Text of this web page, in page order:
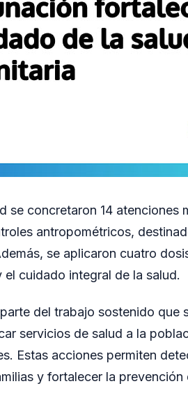
se concretaron 14 atenciones
antropométricos,
se aplicaron cuatro
el cuidado integral de la salud.
del trabajo sostenido que
servicios de salud a la
Estas acciones permiten
y fortalecer la prevención